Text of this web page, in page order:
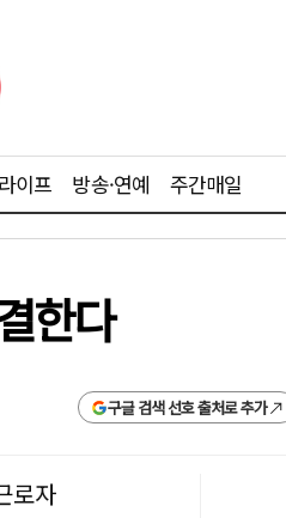
라이프 방송·연예 주간매일
한다
구글 검색 선호 출처로 추가
로자